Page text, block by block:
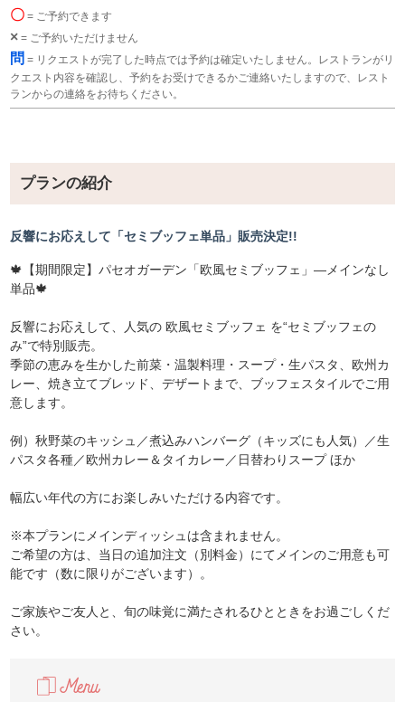
〇 = ご予約できます
× = ご予約いただけません
問 = リクエストが完了した時点では予約は確定いたしません。レストランがリ
クエスト内容を確認し、予約をお受けできるかご連絡いたしますので、レスト
ランからの連絡をお待ちください。
プランの紹介
反響にお応えして「セミブッフェ単品」販売決定!!
🍁【期間限定】パセオガーデン「欧風セミブッフェ」—メインなし
単品🍁
反響にお応えして、人気の 欧風セミブッフェ を“セミブッフェの
み”で特別販売。
季節の恵みを生かした前菜・温製料理・スープ・生パスタ、欧州カ
レー、焼き立てブレッド、デザートまで、ブッフェスタイルでご用
意します。
例）秋野菜のキッシュ／煮込みハンバーグ（キッズにも人気）／生
パスタ各種／欧州カレー＆タイカレー／日替わりスープ ほか
幅広い年代の方にお楽しみいただける内容です。
※本プランにメインディッシュは含まれません。
ご希望の方は、当日の追加注文（別料金）にてメインのご用意も可
能です（数に限りがございます）。
ご家族やご友人と、旬の味覚に満たされるひとときをお過ごしくだ
さい。